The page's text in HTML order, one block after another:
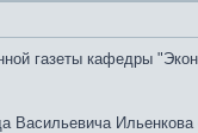
газеты кафедры